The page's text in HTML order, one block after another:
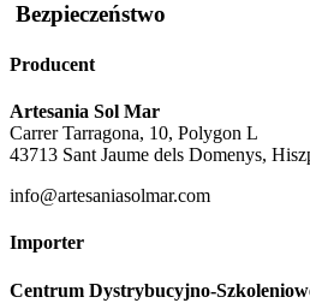
Bezpieczeństwo
Producent
Artesania Sol Mar
Carrer Tarragona, 10, Polygon L
43713 Sant Jaume dels Domenys,
info@artesaniasolmar.com
Importer
Centrum Dystrybucyjno-